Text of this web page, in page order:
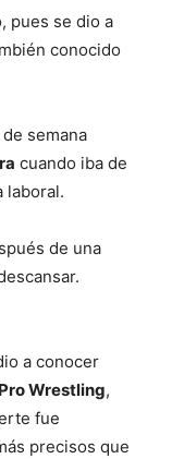
pues se dio a
conocido
semana
cuando iba de
laboral.
de una
a conocer
Wrestling,
fue
precisos que